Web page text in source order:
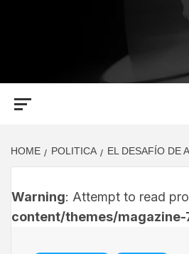
HOME POLITICA EL DESAFÍO DE
Warning: Attempt to read
content/themes/